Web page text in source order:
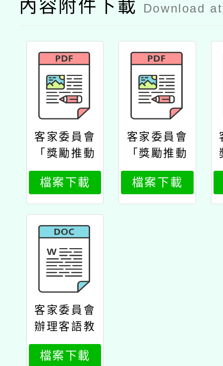
內容附件下載 Download
客家委員會
「獎勵推動
客語教學語
言學校實施
計畫」及
「辦理客語
教學語言者
獎勵及增能
計畫」公文
客委會
檔案下載
客家委員會
「獎勵推動
客語教學語
言學校實施
計畫」及
檔案下載
客家委員會
辦理客語教
學語言者獎
勵及增能實
檔案下載